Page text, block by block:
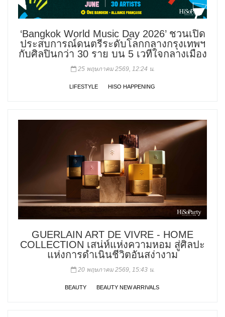
‘Bangkok World Music Day 2026’ ชวนเปิด
ประสบการณ์ดนตรีระดับโลกกลางกรุงเทพฯ
กับศิลปินกว่า 30 ราย บน 5 เวทีใจกลางเมือง
25 พฤษภาคม 2569, 12:24 น.
LIFESTYLE HISO HAPPENING
GUERLAIN ART DE VIVRE - HOME
COLLECTION เสน่ห์แห่งความหอม สู่ศิลปะ
แห่งการดำเนินชีวิตอันสง่างาม
20 พฤษภาคม 2569, 15:43 น.
BEAUTY BEAUTY NEW ARRIVALS